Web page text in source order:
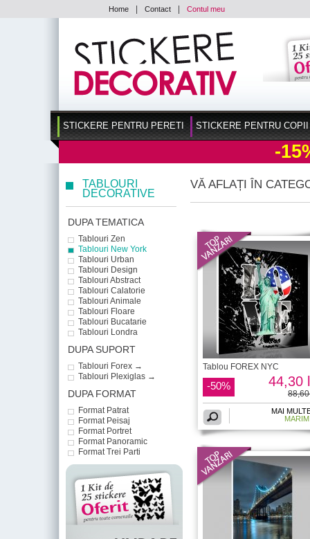
Home Contact Contul meu
STICKERE PENTRU PERETI STICKERE PENTRU COPII
-
TABLOURI
DECORATIVE
DUPA TEMATICA
Tablouri Zen
Tablouri New York
Tablouri Urban
Tablouri Design
Tablouri Abstract
Tablouri Calatorie
Tablouri Animale
Tablouri Floare
Tablouri Bucatarie
Tablouri Londra
DUPA SUPORT
Tablouri Forex →
Tablouri Plexiglas →
DUPA FORMAT
Format Patrat
Format Peisaj
Format Portret
Format Panoramic
Format Trei Parti
VĂ AFLAȚI ÎN
Tablou FOREX NYC
-50% 44,30
MAI